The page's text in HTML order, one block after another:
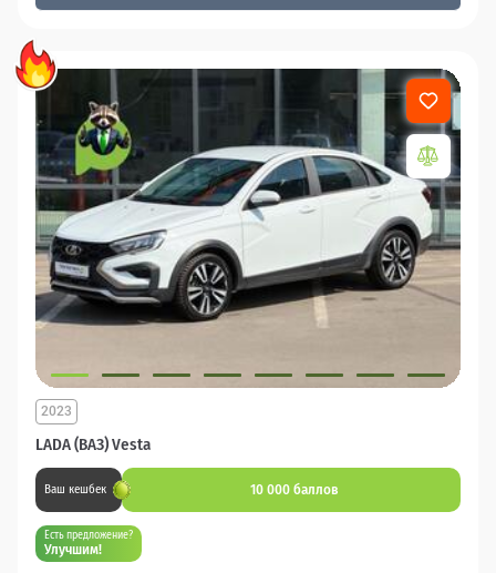
LADA (ВАЗ) Vesta
2023
Ваш кешбек 10 000 баллов
Есть предложение?
Улучшим!